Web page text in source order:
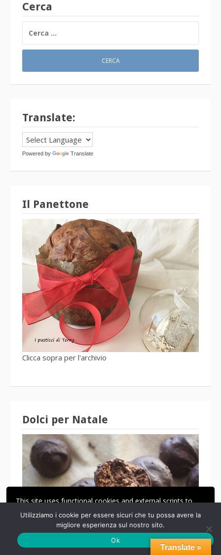
This site uses functional cookies and external scripts to
improve your experience.
LE MIE IMPOSTAZIONI
ACCETTA
Cerca
PER:
Translate:
Powered by Translate
Il Panettone
Clicca sopra per l'archivio
Dolci per Natale
Translate »
Utilizziamo i cookie per essere sicuri che tu possa avere la
migliore esperienza sul nostro sito.
Ok